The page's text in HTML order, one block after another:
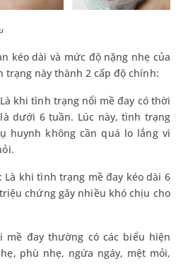
kéo dài và mức độ nặng nhẹ của
trạng này thành 2 cấp độ chính:
khi tình trạng nổi mề đay có thời
dưới 6 tuần. Lúc này, tình trạng
huynh không cần quá lo lắng vì
Là khi tình trạng mề đay kéo dài 6
chứng gây nhiều khó chịu cho
mề đay thường có các biểu hiện
phù nhẹ, ngứa ngáy, mệt mỏi,